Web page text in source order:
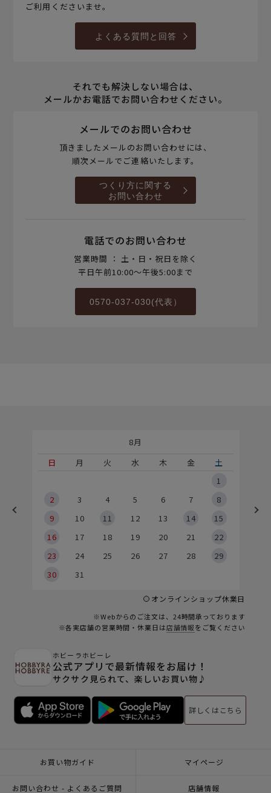
ご利用くださいませ。
よくある質問と回答
それでも解決しない場合は、
メールかお電話でお問い合わせください。
メールでのお問い合わせ
頂きましたメールのお問い合わせには、
順次メールでご連絡いたします。
つくり方に関する
お問い合わせ
電話でのお問い合わせ
営業時間 ： 土・日・祝日を除く
平日午前10:00～午後5:00まで
0570-037-030(代表）
8月
日
月 火 水 木 金
土
1
2
3 4 5 6 7
8
9
10 11 12 13 14
15
16
17 18 19 20 21
22
23
24 25 26 27 28
29
30
31
オンラインショップ休業日
※Webからのご注文は、24時間承っております
※各実店舗の営業時間・休業日は店舗情報をご覧ください
ホビーラホビーレ
公式アプリで最新情報をお届け！
サクサク見られて、楽しいお買い物♪
詳しくはこちら
お買い物ガイド マイページ
お問い合わせ - よくあるご質問 店舗情報